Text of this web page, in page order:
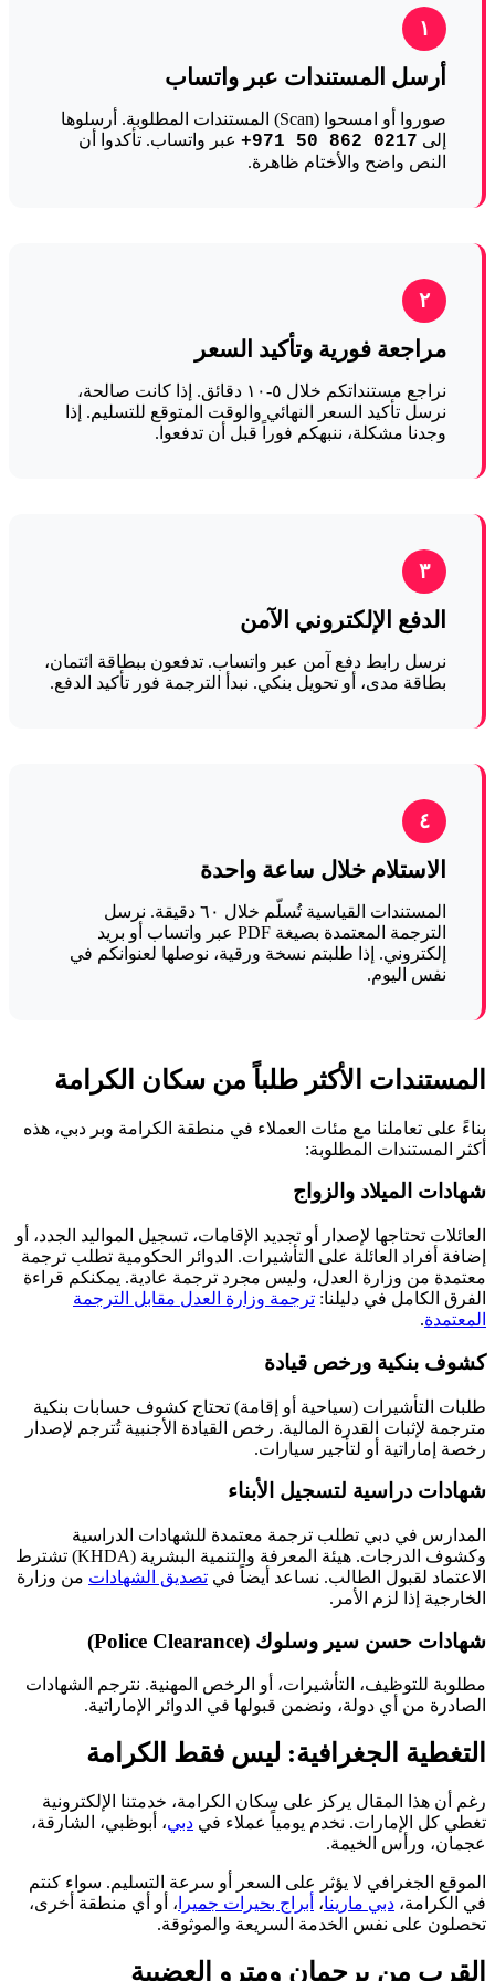
١
أرسل المستندات عبر واتساب
صوروا أو امسحوا (Scan) المستندات المطلوبة. أرسلوها
إلى +971 50 862 0217 عبر واتساب. تأكدوا أن
النص واضح والأختام ظاهرة.
٢
مراجعة فورية وتأكيد السعر
نراجع مستنداتكم خلال ٥-١٠ دقائق. إذا كانت صالحة،
نرسل تأكيد السعر النهائي والوقت المتوقع للتسليم. إذا
وجدنا مشكلة، ننبهكم فوراً قبل أن تدفعوا.
٣
الدفع الإلكتروني الآمن
نرسل رابط دفع آمن عبر واتساب. تدفعون ببطاقة ائتمان،
بطاقة مدى، أو تحويل بنكي. نبدأ الترجمة فور تأكيد الدفع.
٤
الاستلام خلال ساعة واحدة
المستندات القياسية تُسلّم خلال ٦٠ دقيقة. نرسل
الترجمة المعتمدة بصيغة PDF عبر واتساب أو بريد
إلكتروني. إذا طلبتم نسخة ورقية، نوصلها لعنوانكم في
نفس اليوم.
المستندات الأكثر طلباً من سكان الكرامة
بناءً على تعاملنا مع مئات العملاء في منطقة الكرامة وبر دبي، هذه
أكثر المستندات المطلوبة:
شهادات الميلاد والزواج
العائلات تحتاجها لإصدار أو تجديد الإقامات، تسجيل المواليد الجدد، أو
إضافة أفراد العائلة على التأشيرات. الدوائر الحكومية تطلب ترجمة
معتمدة من وزارة العدل، وليس مجرد ترجمة عادية. يمكنكم قراءة
الفرق الكامل في دليلنا: ترجمة وزارة العدل مقابل الترجمة
المعتمدة.
كشوف بنكية ورخص قيادة
طلبات التأشيرات (سياحية أو إقامة) تحتاج كشوف حسابات بنكية
مترجمة لإثبات القدرة المالية. رخص القيادة الأجنبية تُترجم لإصدار
رخصة إماراتية أو لتأجير سيارات.
شهادات دراسية لتسجيل الأبناء
المدارس في دبي تطلب ترجمة معتمدة للشهادات الدراسية
وكشوف الدرجات. هيئة المعرفة والتنمية البشرية (KHDA) تشترط
الاعتماد لقبول الطالب. نساعد أيضاً في تصديق الشهادات من وزارة
الخارجية إذا لزم الأمر.
شهادات حسن سير وسلوك (Police Clearance)
مطلوبة للتوظيف، التأشيرات، أو الرخص المهنية. نترجم الشهادات
الصادرة من أي دولة، ونضمن قبولها في الدوائر الإماراتية.
التغطية الجغرافية: ليس فقط الكرامة
رغم أن هذا المقال يركز على سكان الكرامة، خدمتنا الإلكترونية
تغطي كل الإمارات. نخدم يومياً عملاء في دبي، أبوظبي، الشارقة،
عجمان، ورأس الخيمة.
الموقع الجغرافي لا يؤثر على السعر أو سرعة التسليم. سواء كنتم
في الكرامة، دبي مارينا، أبراج بحيرات جميرا ، أو أي منطقة أخرى،
تحصلون على نفس الخدمة السريعة والموثوقة.
القرب من برجمان ومترو العضيبة